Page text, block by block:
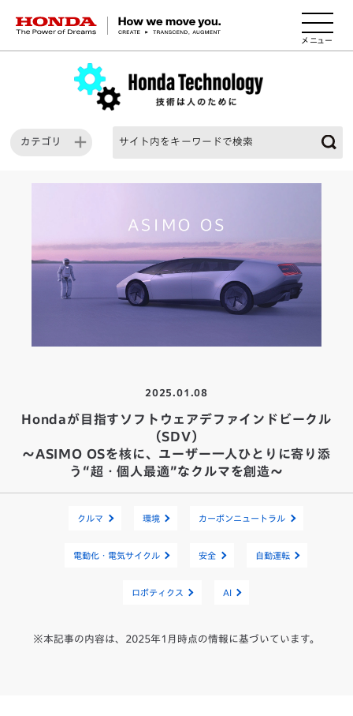
HONDA The Power of Dreams
カテゴリ
2025.01.08
Hondaが目指すソフトウェアデファインドビークル
（SDV）
～ASIMO OSを核に、ユーザー一人ひとりに寄り添
う“超・個人最適”なクルマを創造～
クルマ 環境 カーボンニュートラル
電動化・電気サイクル 安全 自動運転
ロボティクス AI
※本記事の内容は、2025年1月時点の情報に基づいています。